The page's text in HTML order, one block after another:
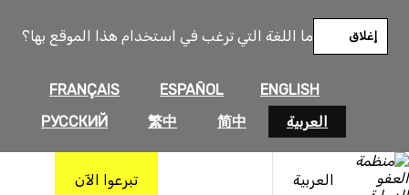
ما اللغة التي ترغب في استخدام هذا الموقع بها؟
ENGLISH
ESPAÑOL
FRANÇAIS
العربية
简中
繁中
РУССКИЙ
إغلاق
العربية تبرعوا الآن
المحتوى